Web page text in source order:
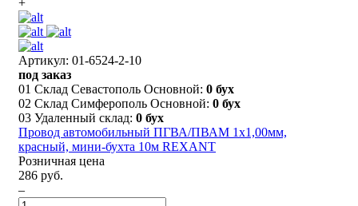
Артикул: 01-6524-2-10
под заказ
01 Склад Севастополь Основной: 0 бух
02 Склад Симферополь Основной: 0 бух
03 Удаленный склад: 0 бух
Провод автомобильный ПГВА/ПВАМ 1х1,00мм,
красный, мини-бухта 10м REXANT
Розничная цена
286 руб.
–